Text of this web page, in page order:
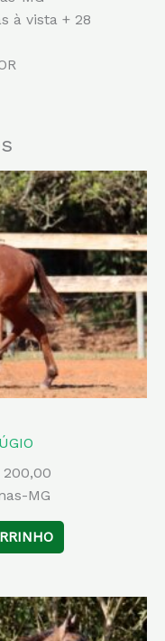
à vista + 28
MG